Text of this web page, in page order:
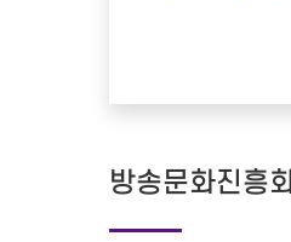
방송문화진흥회